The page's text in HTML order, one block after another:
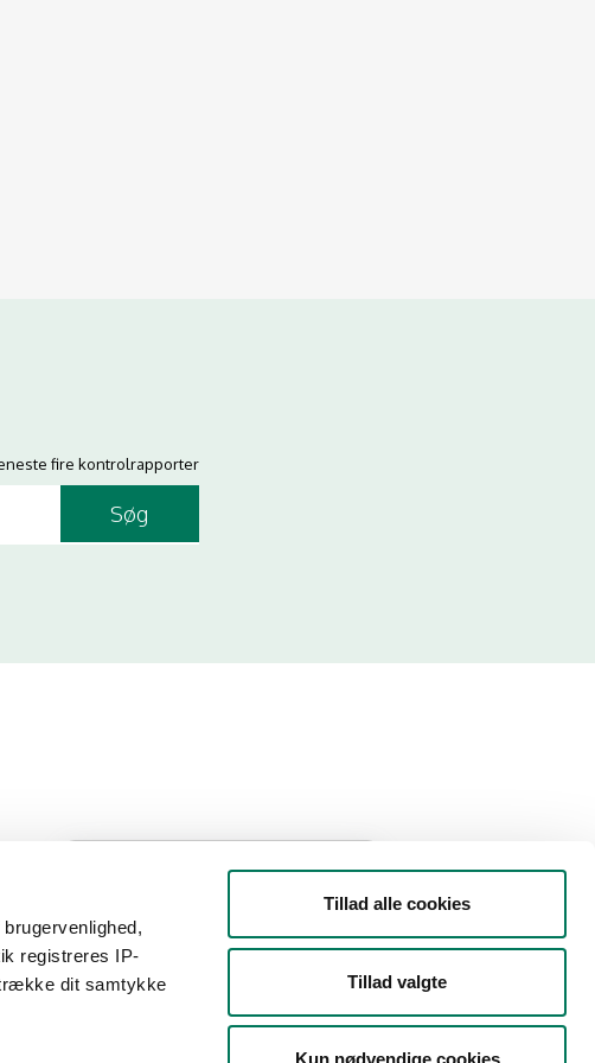
registreres IP-
dit samtykke
Tillad alle cookies
Tillad valgte
Kun nødvendige cookies
fire kontrolrapporter
Søg
Filtrer din søgning
Smiley